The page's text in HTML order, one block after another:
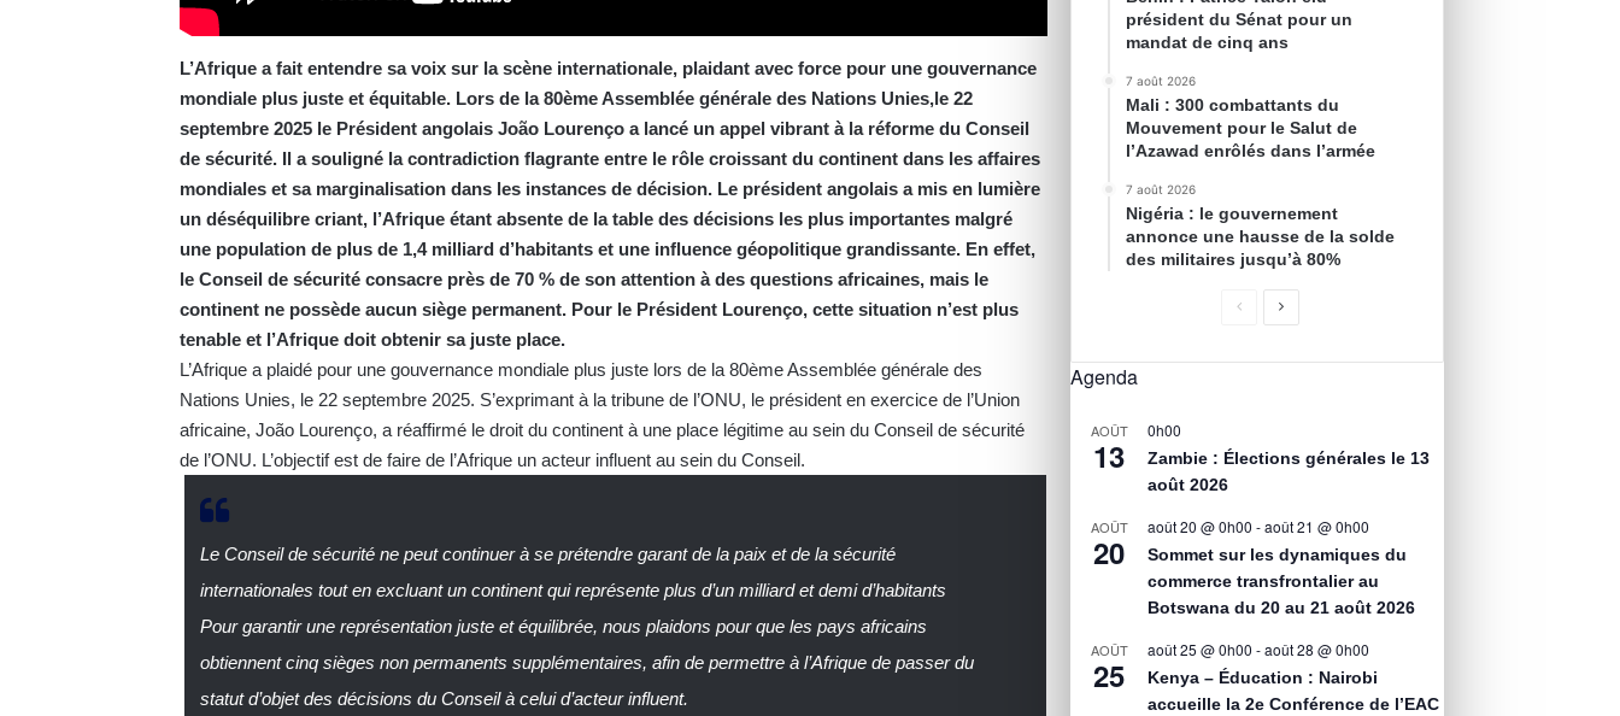
L’Afrique a fait entendre sa voix sur la scène internationale, plaidant avec force pour une gouvernance
mondiale plus juste et équitable. Lors de la 80ème Assemblée générale des Nations Unies,le 22
septembre 2025 le Président angolais João Lourenço a lancé un appel vibrant à la réforme du Conseil
de sécurité. Il a souligné la contradiction flagrante entre le rôle croissant du continent dans les affaires
mondiales et sa marginalisation dans les instances de décision. Le président angolais a mis en lumière
un déséquilibre criant, l’Afrique étant absente de la table des décisions les plus importantes malgré
une population de plus de 1,4 milliard d’habitants et une influence géopolitique grandissante. En effet,
le Conseil de sécurité consacre près de 70 % de son attention à des questions africaines, mais le
continent ne possède aucun siège permanent. Pour le Président Lourenço, cette situation n’est plus
tenable et l’Afrique doit obtenir sa juste place.
L’Afrique a plaidé pour une gouvernance mondiale plus juste lors de la 80ème Assemblée générale des
Nations Unies, le 22 septembre 2025. S’exprimant à la tribune de l’ONU, le président en exercice de l’Union
africaine, João Lourenço, a réaffirmé le droit du continent à une place légitime au sein du Conseil de sécurité
de l’ONU. L’objectif est de faire de l’Afrique un acteur influent au sein du Conseil.
Le Conseil de sécurité ne peut continuer à se prétendre garant de la paix et de la sécurité
internationales tout en excluant un continent qui représente plus d’un milliard et demi d’habitants
Pour garantir une représentation juste et équilibrée, nous plaidons pour que les pays africains
obtiennent cinq sièges non permanents supplémentaires, afin de permettre à l’Afrique de passer du
statut d’objet des décisions du Conseil à celui d’acteur influent.
président du Sénat pour un
mandat de cinq ans
7 août 2026
Mali : 300 combattants du
Mouvement pour le Salut de
l’Azawad enrôlés dans l’armée
7 août 2026
Nigéria : le gouvernement
annonce une hausse de la solde
des militaires jusqu’à 80%
Agenda
AOÛT
13
0h00
Zambie : Élections générales le 13
août 2026
AOÛT
20
août 20 @ 0h00 -août 21 @ 0h00
Sommet sur les dynamiques du
commerce transfrontalier au
Botswana du 20 au 21 août 2026
AOÛT
25
août 25 @ 0h00 -août 28 @ 0h00
Kenya – Éducation : Nairobi
accueille la 2e Conférence de l’EAC